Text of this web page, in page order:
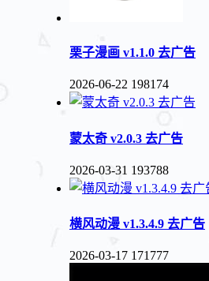
栗子漫画 v1.1.0 去广告
2026-06-22 198174
蒙太奇 v2.0.3 去广告
2026-03-31 193788
横风动漫 v1.3.4.9 去广告
2026-03-17 171777